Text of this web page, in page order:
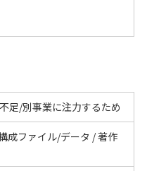
足/別事業に注力するため
成ファイル/データ / 著作